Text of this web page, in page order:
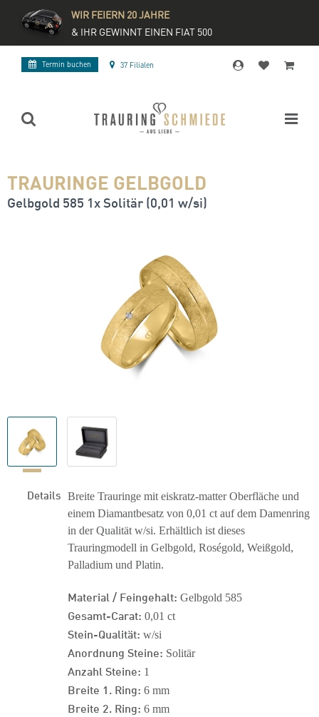
WIR FEIERN 20 JAHRE
& IHR GEWINNT EINEN FIAT 500
Termin buchen 37 Filialen
TRAURINGE GELBGOLD
Gelbgold 585 1x Solitär (0,01 w/si)
Details Breite Trauringe mit eiskratz-matter Oberfläche und
einem Diamantbesatz von 0,01 ct auf dem Damenring
in der Qualität w/si. Erhältlich ist dieses
Trauringmodell in Gelbgold, Roségold, Weißgold,
Palladium und Platin.
Material / Feingehalt: Gelbgold 585
Gesamt-Carat: 0,01 ct
Stein-Qualität: w/si
Anordnung Steine: Solitär
Anzahl Steine: 1
Breite 1. Ring: 6 mm
Breite 2. Ring: 6 mm